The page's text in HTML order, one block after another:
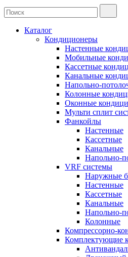
Каталог
Кондиционеры
Настенные
Мобильные
Кассетные
Канальные
Напольно-
Колонные
Оконные
Мульти сплит
Фанкойлы
Настенные
Кассетные
Канальные
Напольно-
VRF системы
Наружные
Настенные
Кассетные
Канальные
Напольно-
Колонные
Компрессорно-
Комплектующие